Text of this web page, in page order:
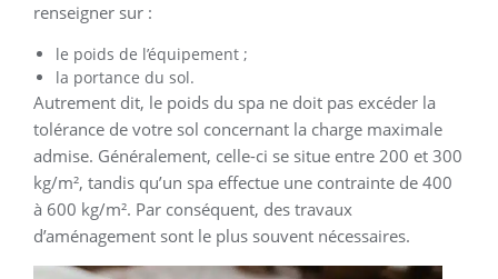
renseigner sur :
le poids de l’équipement ;
la portance du sol.
Autrement dit, le poids du spa ne doit pas excéder la
tolérance de votre sol concernant la charge maximale
admise. Généralement, celle-ci se situe entre 200 et 300
kg/m², tandis qu’un spa effectue une contrainte de 400
à 600 kg/m². Par conséquent, des travaux
d’aménagement sont le plus souvent nécessaires.